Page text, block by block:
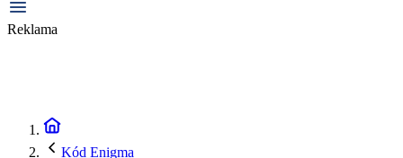
Reklama
Kód Enigma